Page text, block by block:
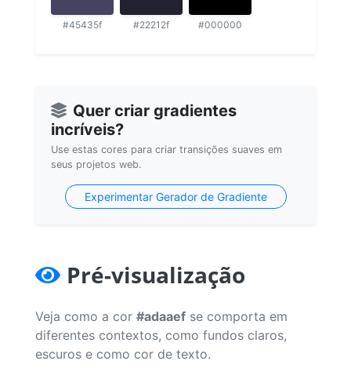
#45435f #22212f #000000
Quer criar gradientes
incríveis?
Use estas cores para criar transições suaves em
seus projetos web.
Experimentar Gerador de Gradiente
Pré-visualização
Veja como a cor #adaaef se comporta em
diferentes contextos, como fundos claros,
escuros e como cor de texto.